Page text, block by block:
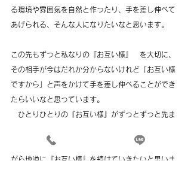
る環境や雰囲気を自然と作ったり、手を差し伸べて
あげられる、そんな人になりたいなと思います。
この先もずっと私なりの『お互い様』　を大切に、
その相手が今はだれか分からないけれど「お互い様
ですから」と声をかけて手を差し伸べることができ
たらいいなと思っています。
ひとりひとりの『お互い様』がずっとずっと先ま
社会が待っているのではないかな・・・と期待しな
がら地道に『お互い様』を続けていきたいと思いま